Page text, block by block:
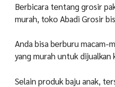
Berbicara tentang grosir
murah, toko Abadi Grosir
Anda bisa berburu macam-
yang murah untuk dijualkan
Selain produk baju anak,